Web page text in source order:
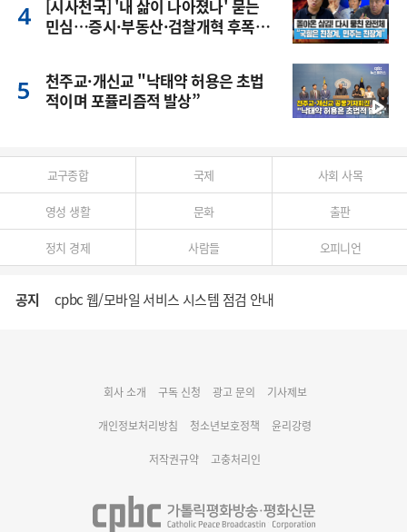
[시사천국] '내 삶이 나아졌나' 묻는
민심…증시·부동산·검찰개혁 후폭
천주교·개신교 "낙태약 허용은 초법
적이며 포퓰리즘적 발상”
교구종합 국제 사회 사목
영성 생활 문화 출판
정치 경제 사람들 오피니언
공지 cpbc 웹/모바일 서비스 시스템 점검 안내
명동 미디어큐브 & 1898 미디어월 공모전 수상작 발표
회사 소개 구독 신청 광고 문의 기사제보
개인정보처리방침 청소년보호정책 윤리강령
저작권규약 고충처리인